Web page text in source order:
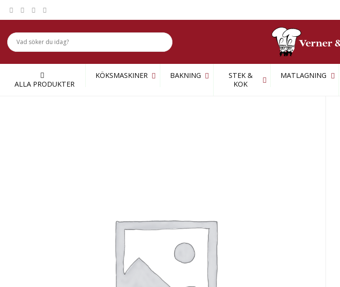
Skip
to
ALLA PRODUKTER
KÖKSMASKINER BAKNING
STEK &
KOK
MATLAGNING